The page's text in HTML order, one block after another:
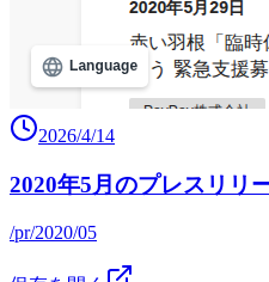
2026/4/14
2020年5月のプレスリリ
/pr/2020/05